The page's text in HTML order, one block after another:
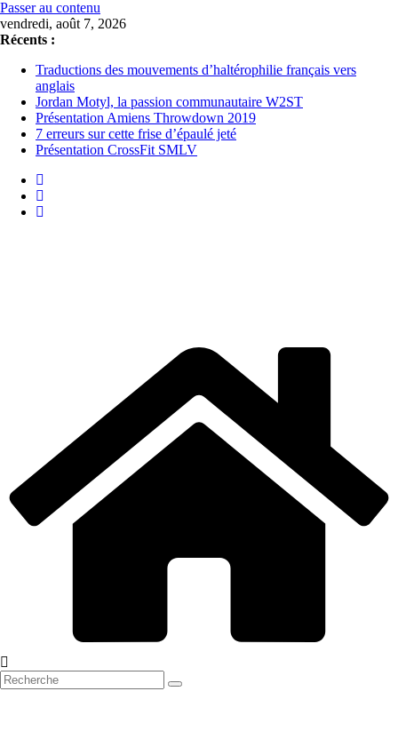
Passer au contenu
vendredi, août 7, 2026
Récents :
Traductions des mouvements d’haltérophilie français vers
anglais
Jordan Motyl, la passion communautaire W2ST
Présentation Amiens Throwdown 2019
7 erreurs sur cette frise d’épaulé jeté
Présentation CrossFit SMLV